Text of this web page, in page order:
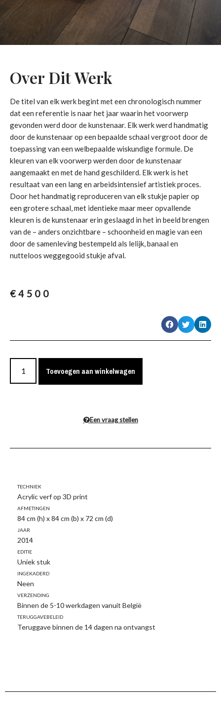
Over Dit Werk
De titel van elk werk begint met een chronologisch nummer
dat een referentie is naar het jaar waarin het voorwerp
gevonden werd door de kunstenaar. Elk werk werd handmatig
door de kunstenaar op een bepaalde schaal vergroot door de
toepassing van een welbepaalde wiskundige formule. De
kleuren van elk voorwerp werden door de kunstenaar
aangemaakt en met de hand geschilderd. Elk werk is het
resultaat van een lang en arbeidsintensief artistiek proces.
Door het handmatig reproduceren van elk stukje papier op
een grotere schaal, met identieke maar meer opvallende
kleuren is de kunstenaar erin geslaagd in het in beeld brengen
van de – anders onzichtbare – schoonheid en magie van een
door de samenleving bestempeld als lelijk, banaal en
nutteloos weggegooid stukje afval.
€4500
Toevoegen aan winkelwagen
Een vraag stellen
Techniek
Acrylic verf op 3D print
Afmetingen
84 cm (h) x 84 cm (b) x 72 cm (d)
Jaar
2014
Editie
Uniek stuk
Ingekaderd
Neen
Verzending
Binnen de 5-10 werkdagen vanuit België
Teruggavebeleid
Teruggave binnen de 14 dagen na ontvangst